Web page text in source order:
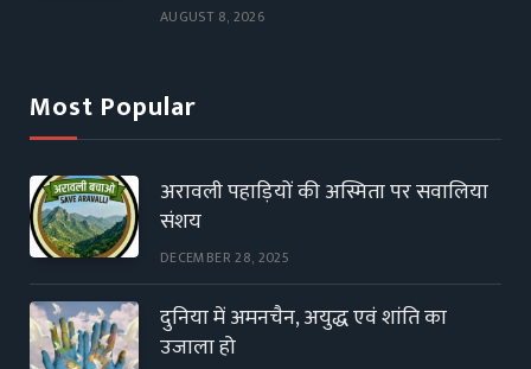
AUGUST 8, 2026
Most Popular
अरावली पहाड़ियों की अस्मिता पर सवालिया
संशय
DECEMBER 28, 2025
दुनिया में अमनचैन, अयुद्ध एवं शांति का
उजाला हो